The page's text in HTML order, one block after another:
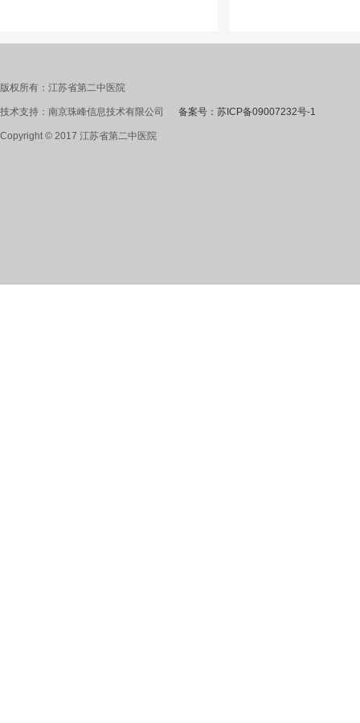
版权所有：江苏省第二中医院
技术支持：南京珠峰信息技术有限公司 备案号：苏ICP备09007232号-1
Copyright © 2017 江苏省第二中医院